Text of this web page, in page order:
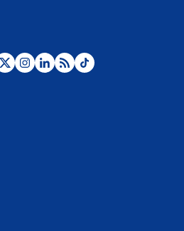
¿Por qué De la Espriella gobernará